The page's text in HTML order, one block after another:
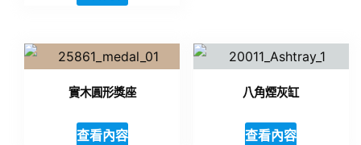
實木圓形獎座
查看內容
八角煙灰缸
查看內容